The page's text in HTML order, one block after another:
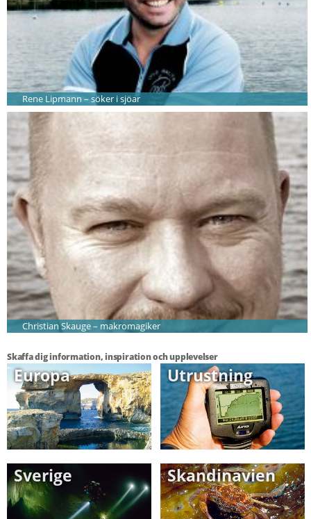
Rene Lipmann – söker i sjöar
Christian Skauge – makromagiker
Skaffa dig information, inspiration och upplevelser
Europa Utrustning
Sverige Skandinavien